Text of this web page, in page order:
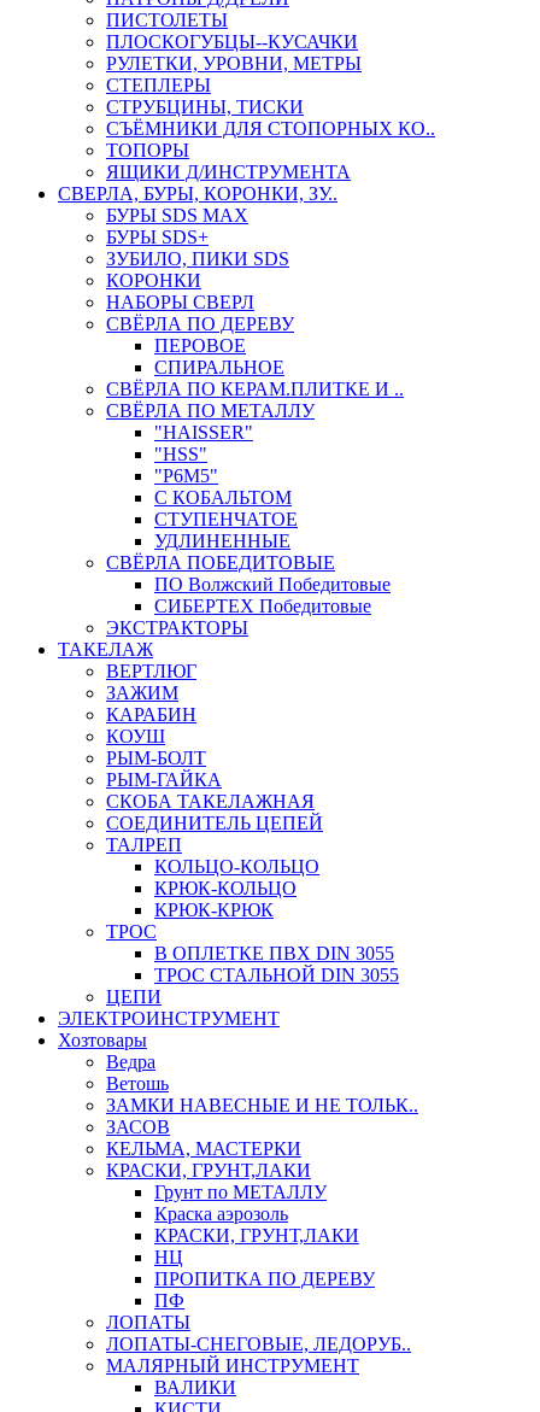
ПИСТОЛЕТЫ
ПЛОСКОГУБЦЫ--КУСАЧКИ
РУЛЕТКИ, УРОВНИ, МЕТРЫ
СТЕПЛЕРЫ
СТРУБЦИНЫ, ТИСКИ
СЪЁМНИКИ ДЛЯ СТОПОРНЫХ КО..
ТОПОРЫ
ЯЩИКИ Д/ИНСТРУМЕНТА
СВЕРЛА, БУРЫ, КОРОНКИ, ЗУ..
БУРЫ SDS MAX
БУРЫ SDS+
ЗУБИЛО, ПИКИ SDS
КОРОНКИ
НАБОРЫ СВЕРЛ
СВЁРЛА ПО ДЕРЕВУ
ПЕРОВОЕ
СПИРАЛЬНОЕ
СВЁРЛА ПО КЕРАМ.ПЛИТКЕ И ..
СВЁРЛА ПО МЕТАЛЛУ
"HAISSER"
"HSS"
"Р6М5"
С КОБАЛЬТОМ
СТУПЕНЧАТОЕ
УДЛИНЕННЫЕ
СВЁРЛА ПОБЕДИТОВЫЕ
ПО Волжский Победитовые
СИБЕРТЕХ Победитовые
ЭКСТРАКТОРЫ
ТАКЕЛАЖ
ВЕРТЛЮГ
ЗАЖИМ
КАРАБИН
КОУШ
РЫМ-БОЛТ
РЫМ-ГАЙКА
СКОБА ТАКЕЛАЖНАЯ
СОЕДИНИТЕЛЬ ЦЕПЕЙ
ТАЛРЕП
КОЛЬЦО-КОЛЬЦО
КРЮК-КОЛЬЦО
КРЮК-КРЮК
ТРОС
В ОПЛЕТКЕ ПВХ DIN 3055
ТРОС СТАЛЬНОЙ DIN 3055
ЦЕПИ
ЭЛЕКТРОИНСТРУМЕНТ
Хозтовары
Ведра
Ветошь
ЗАМКИ НАВЕСНЫЕ И НЕ ТОЛЬК..
ЗАСОВ
КЕЛЬМА, МАСТЕРКИ
КРАСКИ, ГРУНТ,ЛАКИ
Грунт по МЕТАЛЛУ
Краска аэрозоль
КРАСКИ, ГРУНТ,ЛАКИ
НЦ
ПРОПИТКА ПО ДЕРЕВУ
ПФ
ЛОПАТЫ
ЛОПАТЫ-СНЕГОВЫЕ, ЛЕДОРУБ..
МАЛЯРНЫЙ ИНСТРУМЕНТ
ВАЛИКИ